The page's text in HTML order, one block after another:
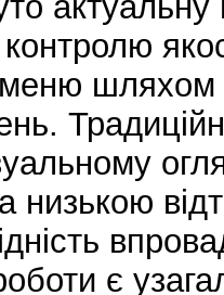
низькою
є